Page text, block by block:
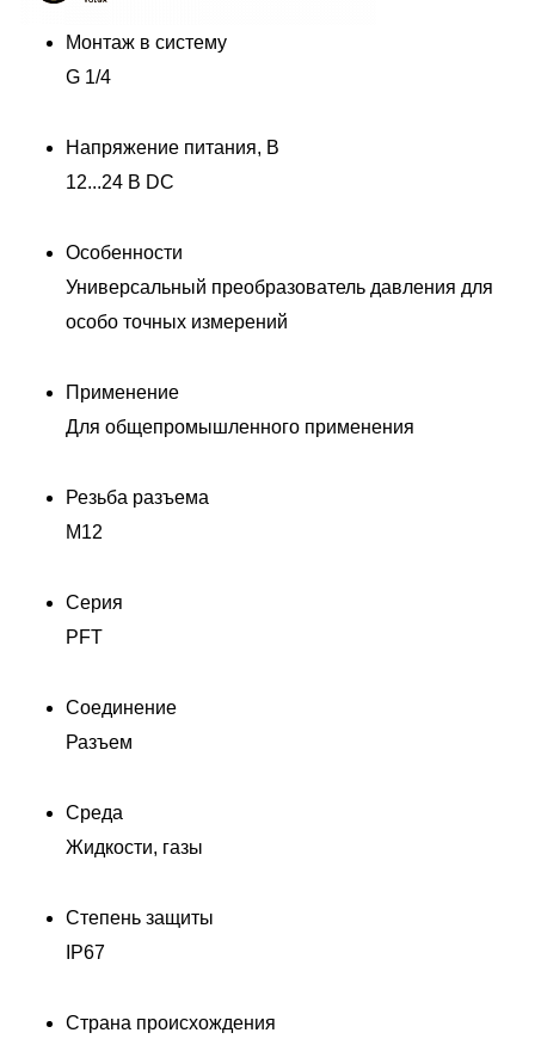
Монтаж в систему
G 1/4
Напряжение питания, В
12...24 В DC
Особенности
Универсальный преобразователь давления для
особо точных измерений
Применение
Для общепромышленного применения
Резьба разъема
M12
Серия
PFT
Соединение
Разъем
Среда
Жидкости, газы
Степень защиты
IP67
Страна происхождения